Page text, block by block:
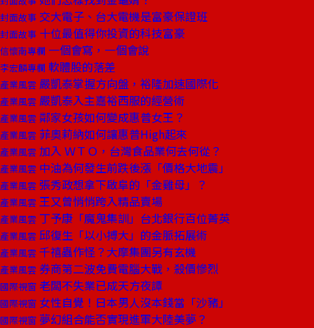
封面故事 交大電子、台大電機是富豪保證班
封面故事 十位最值得你投資的科技富豪
信懷南專欄 一個會寫，一個會說
李宏麟專欄 軟體股的落差
產業風雲 嚴凱泰掌握方向盤，裕隆加速國際化
產業風雲 嚴凱泰入主嘉裕西服的經營術
產業風雲 鄰家女孩如何變成惠普女王？
產業風雲 菲奧莉納如何讓惠普High起來
產業風雲 加入 ＷＴＯ，台灣食品業何去何從？
產業風雲 中油為何發生前跌後漲「價格大地震」
產業風雲 張秀政想拿下啟阜的「金雞母」？
產業風雲 王又曾悄悄跨入精品賣場
產業風雲 丁予康「魔鬼集訓」台北銀行百位菁英
產業風雲 邱復生「以小搏大」的金脈拓展術
產業風雲 千禧蟲作怪？大摩集團另有玄機
產業風雲 券商第二波免費電腦大戰，殺價慘烈
國際視窗 老闆不失業已成天方夜譚
國際視窗 女性自覺！日本男人沒本錢當「沙豬」
國際視窗 夢幻組合能否實現進軍大陸美夢？